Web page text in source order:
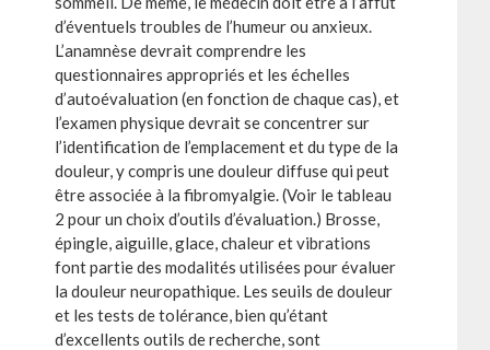
d’éventuels troubles de l’humeur ou anxieux.
L’anamnèse devrait comprendre les
questionnaires appropriés et les échelles
d’autoévaluation (en fonction de chaque cas), et
l’examen physique devrait se concentrer sur
l’identification de l’emplacement et du type de la
douleur, y compris une douleur diffuse qui peut
être associée à la fibromyalgie. (Voir le tableau
2 pour un choix d’outils d’évaluation.) Brosse,
épingle, aiguille, glace, chaleur et vibrations
font partie des modalités utilisées pour évaluer
la douleur neuropathique. Les seuils de douleur
et les tests de tolérance, bien qu’étant
d’excellents outils de recherche, sont